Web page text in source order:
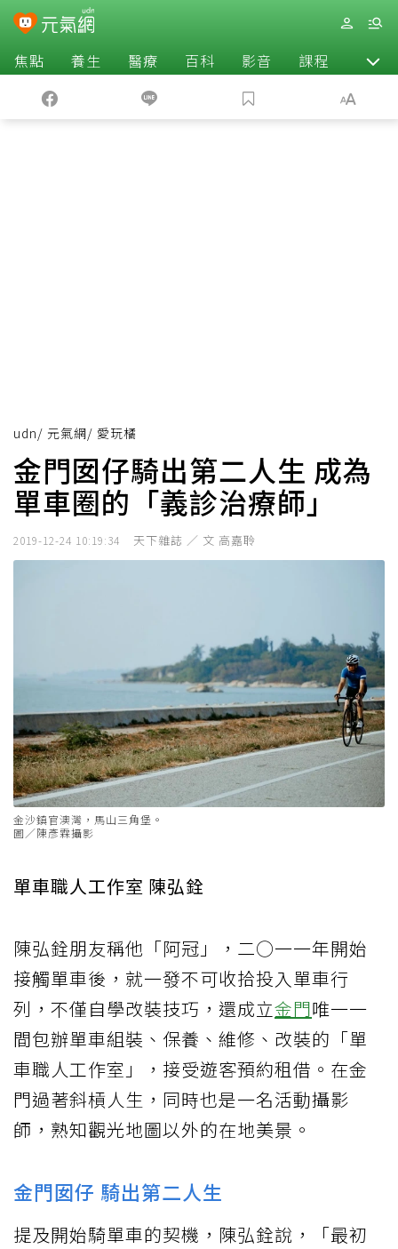
焦點 養生 醫療 百科 影音 課程 退休
udn/ 元氣網/ 愛玩橘
金門囡仔騎出第二人生 成為
單車圈的「義診治療師」
2019-12-24 10:19:34 天下雜誌 ／ 文 高嘉聆
金沙鎮官澳灣，馬山三角堡。
圖／陳彥霖攝影
單車職人工作室 陳弘銓
陳弘銓朋友稱他「阿冠」，二○一一年開始
接觸單車後，就一發不可收拾投入單車行
列，不僅自學改裝技巧，還成立金門唯一一
間包辦單車組裝、保養、維修、改裝的「單
車職人工作室」，接受遊客預約租借。在金
門過著斜槓人生，同時也是一名活動攝影
師，熟知觀光地圖以外的在地美景。
金門囡仔 騎出第二人生
提及開始騎單車的契機，陳弘銓說，「最初